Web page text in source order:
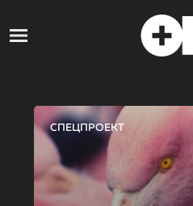
СПЕЦПРОЕКТ